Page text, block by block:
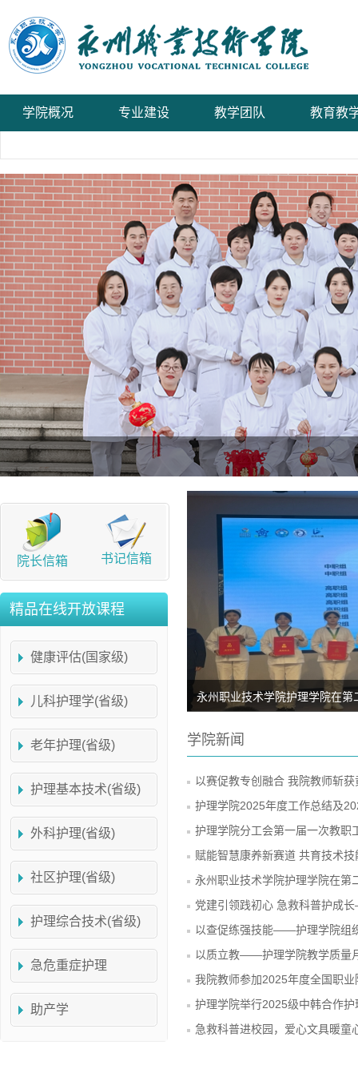
学院概况 专业建设 教学团队 教育教
院长信箱 书记信箱
精品在线开放课程
健康评估(国家级)
儿科护理学(省级)
老年护理(省级)
护理基本技术(省级)
外科护理(省级)
社区护理(省级)
护理综合技术(省级)
急危重症护理
助产学
以赛促教专创融合 我院教师斩
学院新闻
以赛促教专创融合 我院教师斩
护理学院2025年度工作总结及
护理学院分工会第一届一次教职
赋能智慧康养新赛道 共育技术
永州职业技术学院护理学院在第
党建引领践初心 急救科普护成
以查促练强技能——护理学院组
以质立教——护理学院教学质量
我院教师参加2025年度全国职
护理学院举行2025级中韩合作
急救科普进校园，爱心文具暖